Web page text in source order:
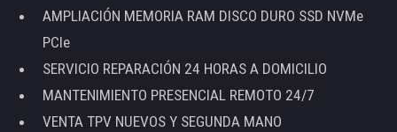
AMPLIACIÓN MEMORIA RAM DISCO DURO SSD NVMe
PCIe
SERVICIO REPARACIÓN 24 HORAS A DOMICILIO
MANTENIMIENTO PRESENCIAL REMOTO 24/7
VENTA TPV NUEVOS Y SEGUNDA MANO